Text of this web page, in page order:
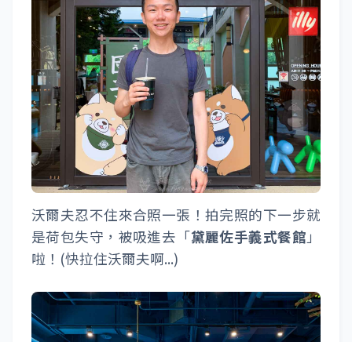
沃爾夫忍不住來合照一張！拍完照的下一步就
是荷包失守，被吸進去「黛麗佐手義式餐館 」
啦！(快拉住沃爾夫啊...)